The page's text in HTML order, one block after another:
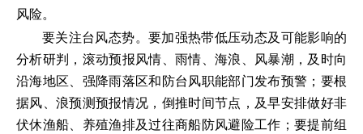
风险。
要关注台风态势。要加强热带低压动态及可能影响的
分析研判，滚动预报风情、雨情、海浪、风暴潮，及时向
沿海地区、强降雨落区和防台风职能部门发布预警；要根
据风、浪预测预报情况，倒推时间节点，及早安排做好非
伏休渔船、养殖渔排及过往商船防风避险工作；要提前组